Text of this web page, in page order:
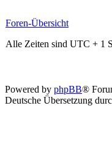
Foren-Übersicht
Alle Zeiten sind UTC + 1
Powered by phpBB®
Deutsche Übersetzung